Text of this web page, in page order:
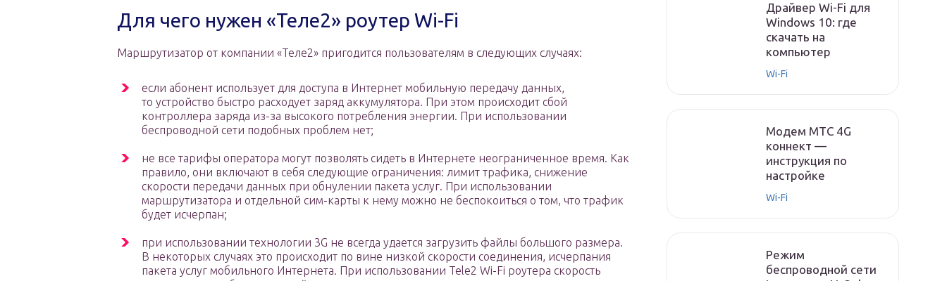
Для чего нужен «Теле2» роутер Wi-Fi
Маршрутизатор от компании «Теле2» пригодится пользователям в следующих случаях:
если абонент использует для доступа в Интернет мобильную передачу данных,
то устройство быстро расходует заряд аккумулятора. При этом происходит сбой
контроллера заряда из-за высокого потребления энергии. При использовании
беспроводной сети подобных проблем нет;
не все тарифы оператора могут позволять сидеть в Интернете неограниченное время. Как
правило, они включают в себя следующие ограничения: лимит трафика, снижение
скорости передачи данных при обнулении пакета услуг. При использовании
маршрутизатора и отдельной сим-карты к нему можно не беспокоиться о том, что трафик
будет исчерпан;
при использовании технологии 3G не всегда удается загрузить файлы большого размера.
В некоторых случаях это происходит по вине низкой скорости соединения, исчерпания
пакета услуг мобильного Интернета. При использовании Tele2 Wi-Fi роутера скорость
Драйвер Wi-Fi для
Windows 10: где
скачать на
компьютер
Wi-Fi
Модем МТС 4G
коннект —
инструкция по
настройке
Wi-Fi
Режим
беспроводной сети